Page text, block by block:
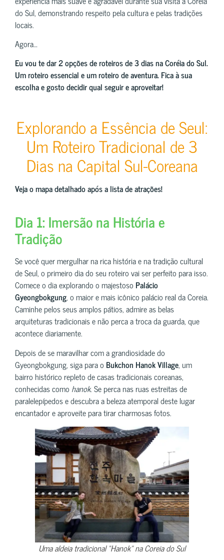
do Sul, demonstrando respeito pela cultura e pelas tradições
locais.
Agora…
Eu vou te dar 2 opções de roteiros de 3 dias na Coréia do Sul.
Um roteiro essencial e um roteiro de aventura. Fica à sua
escolha e gosto decidir qual seguir e aproveitar!
Explorando a Essência de Seul:
Um Roteiro Tradicional de 3
Dias na Capital Sul-Coreana
Veja o mapa detalhado após a lista de atrações!
Dia 1: Imersão na História e
Tradição
Se você quer mergulhar na rica história e na tradição cultural
de Seul, o primeiro dia do seu roteiro vai ser perfeito para isso.
Comece o dia explorando o majestoso Palácio
Gyeongbokgung, o maior e mais icônico palácio real da Coreia.
Caminhe pelos seus amplos pátios, admire as belas
arquiteturas tradicionais e não perca a troca da guarda, que
acontece diariamente.
Depois de se maravilhar com a grandiosidade do
Gyeongbokgung, siga para o Bukchon Hanok Village, um
bairro histórico repleto de casas tradicionais coreanas,
conhecidas como hanok. Se perca nas ruas estreitas de
paralelepípedos e descubra a beleza atemporal deste lugar
encantador e aproveite para tirar charmosas fotos.
Uma aldeia tradicional “Hanok” na Coreia do Sul